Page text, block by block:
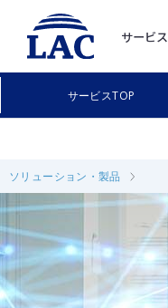
サービス
サービスTOP
ソリューション・製品